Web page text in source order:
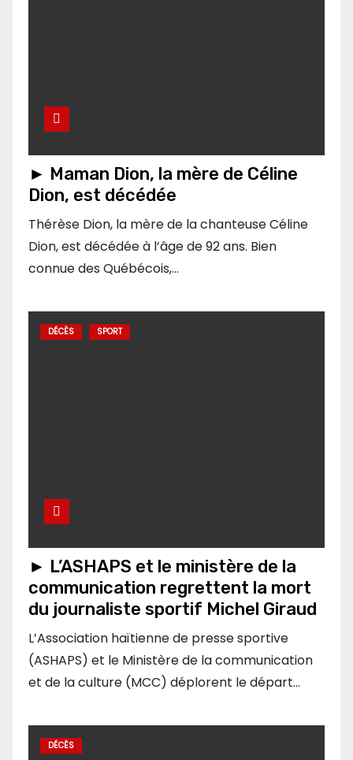
► Maman Dion, la mère de Céline
Dion, est décédée
Thérèse Dion, la mère de la chanteuse Céline
Dion, est décédée à l’âge de 92 ans. Bien
connue des Québécois,…
DÉCÈS SPORT
► L’ASHAPS et le ministère de la
communication regrettent la mort
du journaliste sportif Michel Giraud
L’Association haïtienne de presse sportive
(ASHAPS) et le Ministère de la communication
et de la culture (MCC) déplorent le départ…
DÉCÈS